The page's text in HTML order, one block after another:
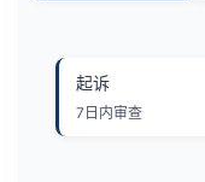
起诉
7日内审查